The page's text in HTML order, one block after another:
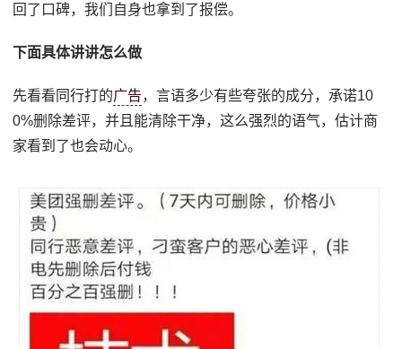
回了口碑，我们自身也拿到了报偿。
下面具体讲讲怎么做
先看看同行打的广告，言语多少有些夸张的成分，承诺10
0%删除差评，并且能清除干净，这么强烈的语气，估计商
家看到了也会动心。